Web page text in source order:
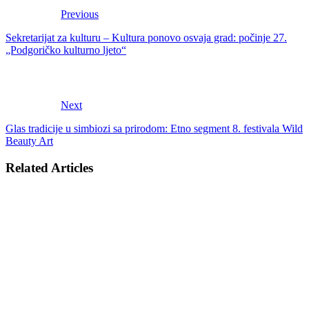
Previous
Sekretarijat za kulturu – Kultura ponovo osvaja grad: počinje 27.
„Podgoričko kulturno ljeto“
Next
Glas tradicije u simbiozi sa prirodom: Etno segment 8. festivala Wild
Beauty Art
Related Articles